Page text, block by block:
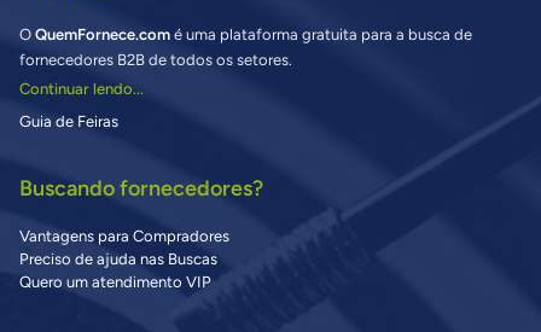
O QuemFornece.com é uma plataforma gratuita para a busca de
fornecedores B2B de todos os setores.
Continuar lendo...
Guia de Feiras
Buscando fornecedores?
Vantagens para Compradores
Preciso de ajuda nas Buscas
Quero um atendimento VIP